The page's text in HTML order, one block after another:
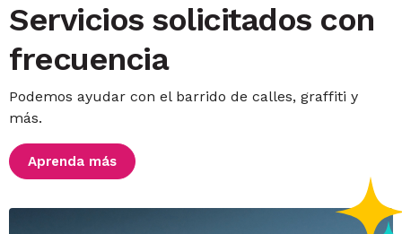
Servicios solicitados con
frecuencia
Podemos ayudar con el barrido de calles, graffiti y
más.
Aprenda más